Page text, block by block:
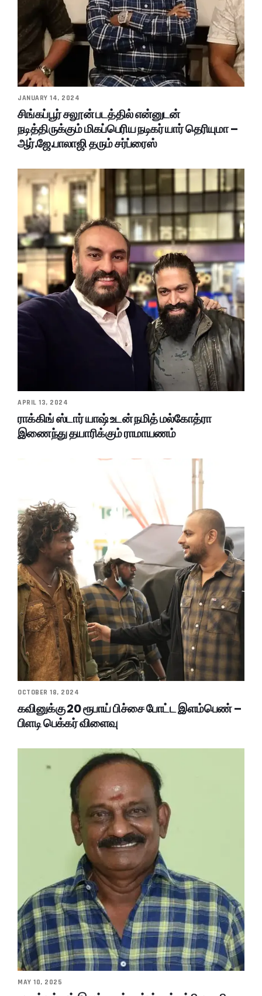
JANUARY 14, 2024
சிங்கப்பூர் சலூன் படத்தில் என்னுடன்
நடித்திருக்கும் மிகப்பெரிய நடிகர் யார் தெரியுமா –
ஆர்.ஜே.பாலாஜி தரும் சர்ப்ரைஸ்
APRIL 13, 2024
ராக்கிங் ஸ்டார் யாஷ் உடன் நமித் மல்கோத்ரா
இணைந்து தயாரிக்கும் ராமாயணம்
OCTOBER 18, 2024
கவினுக்கு 20 ரூபாய் பிச்சை போட்ட இளம்பெண் –
பிளடி பெக்கர் விளைவு
MAY 10, 2025